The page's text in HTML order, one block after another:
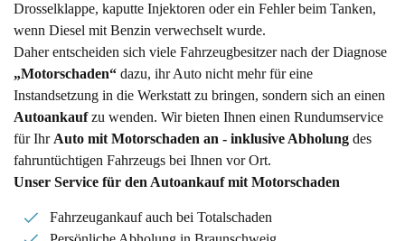
Drosselklappe, kaputte Injektoren oder ein Fehler beim Tanken,
wenn Diesel mit Benzin verwechselt wurde.
Daher entscheiden sich viele Fahrzeugbesitzer nach der Diagnose
„Motorschaden“ dazu, ihr Auto nicht mehr für eine
Instandsetzung in die Werkstatt zu bringen, sondern sich an einen
Autoankaufzu wenden. Wir bieten Ihnen einen Rundumservice
für Ihr Auto mit Motorschaden an - inklusive Abholung des
fahruntüchtigen Fahrzeugs bei Ihnen vor Ort.
Unser Service für den Autoankauf mit Motorschaden
Fahrzeugankauf auch bei Totalschaden